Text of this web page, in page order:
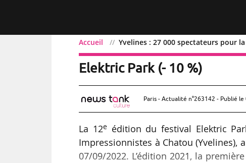
Accueil Yvelines : 27 000 spectateurs pour
Yvelines : 27 000
Elektric Park (- 10 %)
Paris - Actualité n°263142 - Publié le
La 12eédition du festival Elektric
Impressionnistes à Chatou (Yvelines),
07/09/2022. L’édition 2021, la